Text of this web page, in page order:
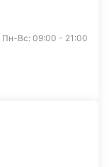
Пн-Вс: 09:00 - 21:00